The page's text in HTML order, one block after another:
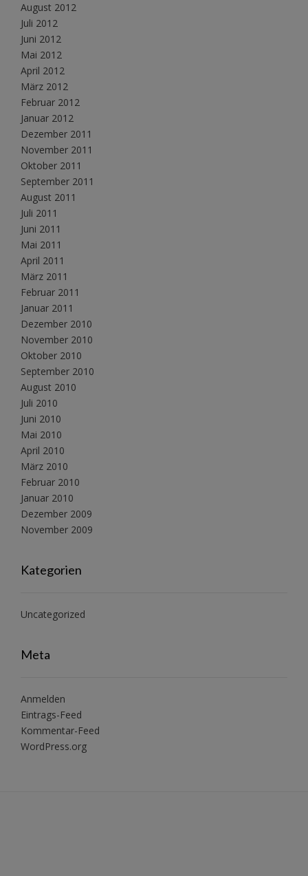
August 2012
Juli 2012
Juni 2012
Mai 2012
April 2012
März 2012
Februar 2012
Januar 2012
Dezember 2011
November 2011
Oktober 2011
September 2011
August 2011
Juli 2011
Juni 2011
Mai 2011
April 2011
März 2011
Februar 2011
Januar 2011
Dezember 2010
November 2010
Oktober 2010
September 2010
August 2010
Juli 2010
Juni 2010
Mai 2010
April 2010
März 2010
Februar 2010
Januar 2010
Dezember 2009
November 2009
Kategorien
Uncategorized
Meta
Anmelden
Eintrags-Feed
Kommentar-Feed
WordPress.org